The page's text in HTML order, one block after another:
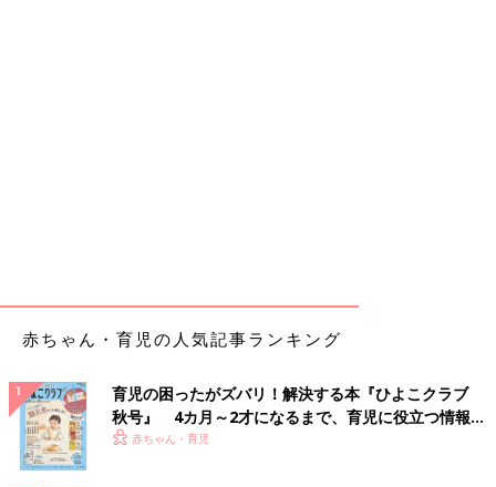
赤ちゃん・育児の人気記事ランキング
育児の困ったがズバリ！解決する本『ひよこクラブ
秋号』 4カ月～2才になるまで、育児に役立つ情報が
いっぱい！
赤ちゃん・育児